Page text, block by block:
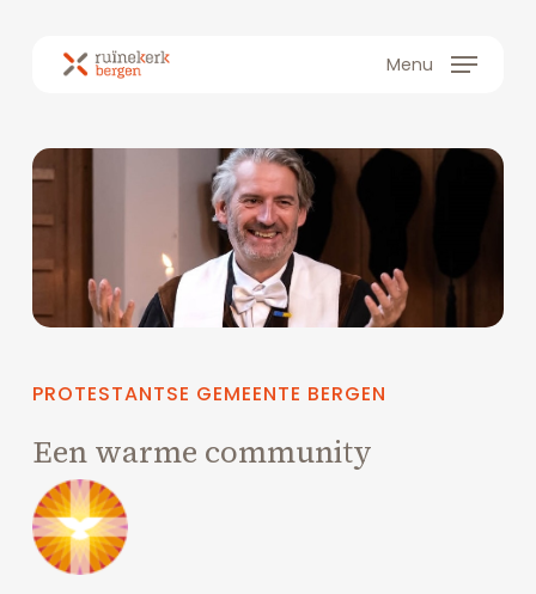
Menu
PROTESTANTSE GEMEENTE BERGEN
Een warme community